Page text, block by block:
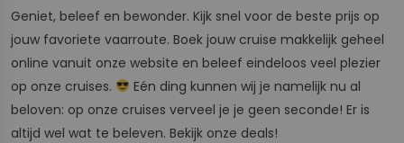
Geniet, beleef en bewonder. Kijk snel voor de beste prijs op
jouw favoriete vaarroute. Boek jouw cruise makkelijk geheel
online vanuit onze website en beleef eindeloos veel plezier
op onze cruises.
Eén ding kunnen wij je namelijk nu al
beloven: op onze cruises verveel je je geen seconde! Er is
altijd wel wat te beleven. Bekijk onze deals!